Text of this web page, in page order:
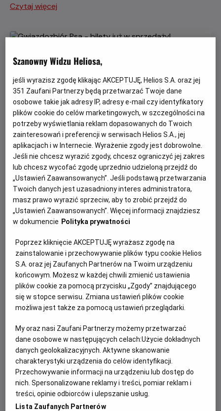
Czytaj więcej
Gwiazdozbiór Psa - bilety już w
sprzedaży!
Przeżyj emocjonującą historię o odwadze, przetrwaniu i
poszukiwaniu nadziei w postapokaliptycznym świecie.
Wielka wyprzedaż filmowych gadżetów w
kinach Helios!
Szanowny Widzu Heliosa,
jeśli wyrazisz zgodę klikając AKCEPTUJĘ, Helios S.A. oraz jej
351 Zaufani Partnerzy będą przetwarzać Twoje dane
osobowe takie jak adresy IP, adresy e-mail czy identyfikatory
plików cookie do celów marketingowych, w szczególności na
potrzeby wyświetlania reklam dopasowanych do Twoich
zainteresowań i preferencji w serwisach Helios S.A., jej
aplikacjach i w Internecie. Wyrażenie zgody jest dobrowolne.
Jeśli nie chcesz wyrazić zgody, chcesz ograniczyć jej zakres
lub chcesz wycofać zgodę uprzednio udzieloną przejdź do
„Ustawień Zaawansowanych”. Jeśli podstawą przetwarzania
Twoich danych jest uzasadniony interes administratora,
masz prawo wyrazić sprzeciw, aby to zrobić przejdź do
„Ustawień Zaawansowanych”. Więcej informacji znajdziesz
w dokumencie Polityka prywatności
Poprzez kliknięcie AKCEPTUJĘ wyrażasz zgodę na
zainstalowanie i przechowywanie plików typu cookie Helios
S.A. oraz jej Zaufanych Partnerów na Twoim urządzeniu
końcowym. Możesz w każdej chwili zmienić ustawienia
plików cookie za pomocą przycisku „Zgody” znajdującego
się w stopce serwisu. Zmiana ustawień plików cookie
możliwa jest także za pomocą ustawień przeglądarki.
My oraz nasi Zaufani Partnerzy możemy przetwarzać
dane osobowe w następujących celach:Użycie dokładnych
danych geolokalizacyjnych. Aktywne skanowanie
charakterystyki urządzenia do celów identyfikacji.
Przechowywanie informacji na urządzeniu lub dostęp do
nich. Spersonalizowane reklamy i treści, pomiar reklam i
treści, opinie odbiorców i ulepszanie usług.
Lista Zaufanych Partnerów